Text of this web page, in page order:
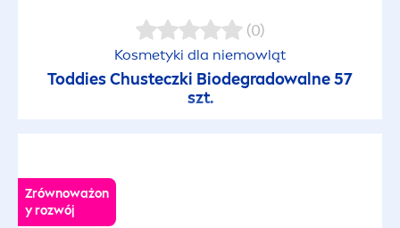
(0)
Kosmetyki dla niemowląt
Toddies Chusteczki Biodegradowalne 57
szt.
Zrównoważon
y rozwój